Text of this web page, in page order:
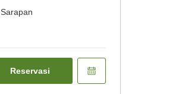
Sarapan
Reservasi